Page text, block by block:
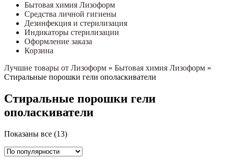
Бытовая химия Лизоформ
Средства личной гигиены
Дезинфекция и стерилизация
Индикаторы стерилизации
Оформление заказа
Корзина
Лучшие товары от Лизоформ » Бытовая химия Лизоформ »
Стиральные порошки гели ополаскиватели
Стиральные порошки гели
ополаскиватели
Показаны все (13)Сортировка:
рейтингу